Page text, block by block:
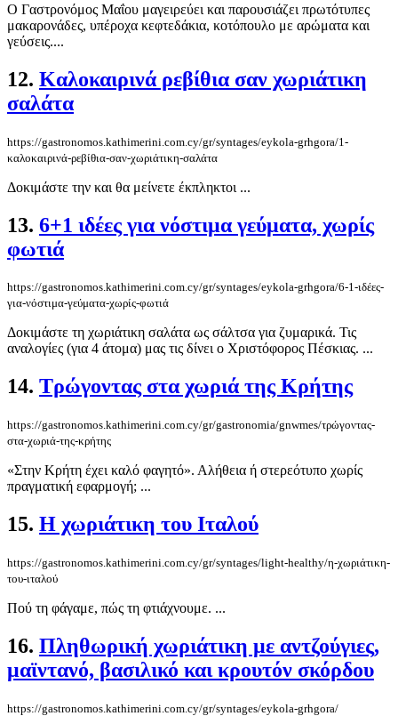
Ο Γαστρονόμος Μαΐου μαγειρεύει και παρουσιάζει πρωτότυπες
μακαρονάδες, υπέροχα κεφτεδάκια, κοτόπουλο με αρώματα και
γεύσεις....
12. Καλοκαιρινά ρεβίθια σαν χωριάτικη
σαλάτα
https://gastronomos.kathimerini.com.cy/gr/syntages/eykola-grhgora/1-
καλοκαιρινά-ρεβίθια-σαν-χωριάτικη-σαλάτα
Δοκιμάστε την και θα μείνετε έκπληκτοι ...
13. 6+1 ιδέες για νόστιμα γεύματα, χωρίς
φωτιά
https://gastronomos.kathimerini.com.cy/gr/syntages/eykola-grhgora/6-1-ιδέες-
για-νόστιμα-γεύματα-χωρίς-φωτιά
Δοκιμάστε τη χωριάτικη σαλάτα ως σάλτσα για ζυμαρικά. Τις
αναλογίες (για 4 άτομα) μας τις δίνει ο Χριστόφορος Πέσκιας. ...
14. Τρώγοντας στα χωριά της Κρήτης
https://gastronomos.kathimerini.com.cy/gr/gastronomia/gnwmes/τρώγοντας-
στα-χωριά-της-κρήτης
«Στην Κρήτη έχει καλό φαγητό». Αλήθεια ή στερεότυπο χωρίς
πραγματική εφαρμογή; ...
15. Η χωριάτικη του Ιταλού
https://gastronomos.kathimerini.com.cy/gr/syntages/light-healthy/η-χωριάτικη-
του-ιταλού
Πού τη φάγαμε, πώς τη φτιάχνουμε. ...
16. Πληθωρική χωριάτικη με αντζούγιες,
μαϊντανό, βασιλικό και κρουτόν σκόρδου
https://gastronomos.kathimerini.com.cy/gr/syntages/eykola-grhgora/